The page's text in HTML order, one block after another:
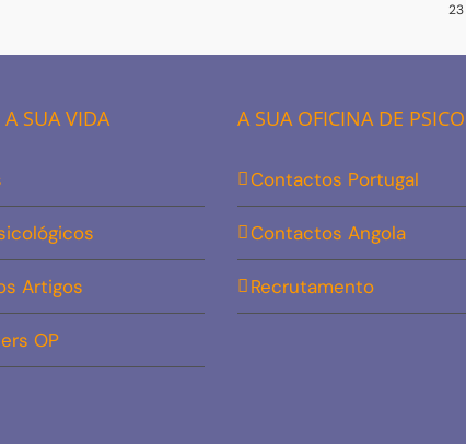
SUA VIDA
Artigos
OP
A SUA OFICINA DE
Contactos Portugal
Contactos Angola
Recrutamento